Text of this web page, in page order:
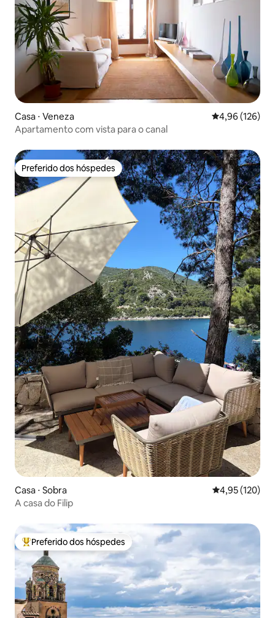
Casa ⋅ Veneza 4,96 de uma
4,96 (126)
Apartamento com vista para o canal
Preferido dos hóspedes
Preferido dos hóspedes
Casa ⋅ Sobra 4,95 de uma
4,95 (120)
A casa do Filip
Entre os melhores preferidos dos hóspedes
Preferido dos hóspedes